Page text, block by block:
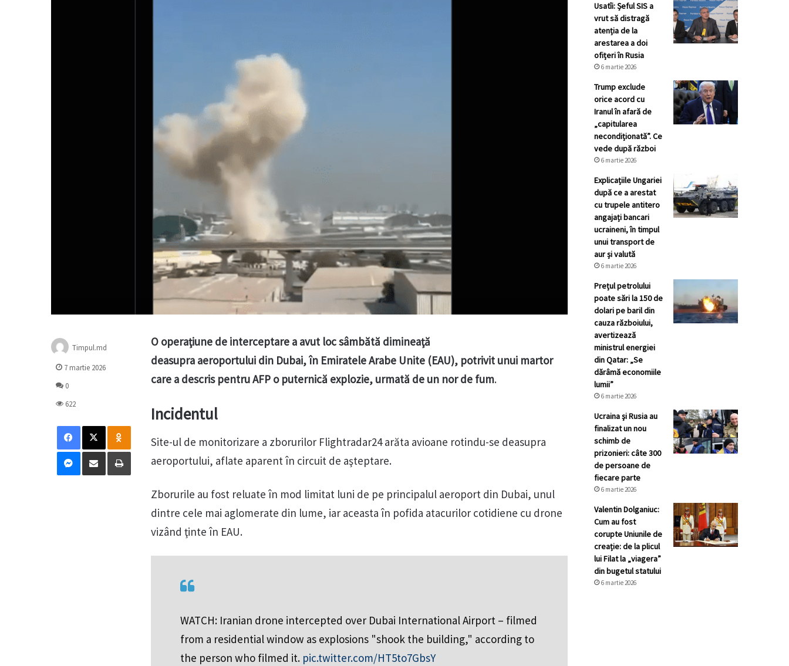
O operaţiune de interceptare a avut loc sâmbătă dimineaţă
deasupra aeroportului din Dubai, în Emiratele Arabe Unite (EAU), potrivit unui martor
care a descris pentru AFP o puternică explozie, urmată de un nor de fum.
Incidentul
Site-ul de monitorizare a zborurilor Flightradar24 arăta avioane rotindu-se deasupra
aeroportului, aflate aparent în circuit de aşteptare.
Zborurile au fost reluate în mod limitat luni de pe principalul aeroport din Dubai, unul
dintre cele mai aglomerate din lume, iar aceasta în pofida atacurilor cotidiene cu drone
vizând ţinte în EAU.
WATCH: Iranian drone intercepted over Dubai International Airport – filmed
from a residential window as explosions "shook the building," according to
the person who filmed it. pic.twitter.com/HT5to7GbsY
Timpul.md
7 martie 2026
0
622
Facebook
X Odnoklassniki
Messenger
Distribuie prin mail Tipărește
Usatîi: Șeful SIS a
vrut să distragă
atenția de la
arestarea a doi
ofițeri în Rusia
6 martie 2026
Trump exclude
orice acord cu
Iranul în afară de
„capitularea
necondiționată”. Ce
vede după război
6 martie 2026
Explicațiile Ungariei
după ce a arestat
cu trupele antitero
angajați bancari
ucraineni, în timpul
unui transport de
aur și valută
6 martie 2026
Prețul petrolului
poate sări la 150 de
dolari pe baril din
cauza războiului,
avertizează
ministrul energiei
din Qatar: „Se
dărâmă economiile
lumii”
6 martie 2026
Ucraina şi Rusia au
finalizat un nou
schimb de
prizonieri: câte 300
de persoane de
fiecare parte
6 martie 2026
Valentin Dolganiuc:
Cum au fost
corupte Uniunile de
creație: de la plicul
lui Filat la „viagera”
din bugetul statului
6 martie 2026